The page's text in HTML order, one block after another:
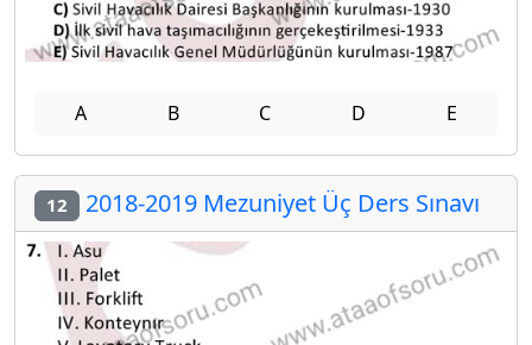
A B C D E
12 2018-2019 Mezuniyet Üç Ders Sınavı